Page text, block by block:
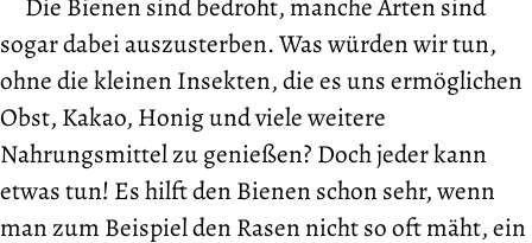
sogar dabei auszusterben. Was würden wir tun,
ohne die kleinen Insekten, die es uns ermöglichen
Obst, Kakao, Honig und viele weitere
Nahrungsmittel zu genießen? Doch jeder kann
etwas tun! Es hilft den Bienen schon sehr, wenn
man zum Beispiel den Rasen nicht so oft mäht, ein